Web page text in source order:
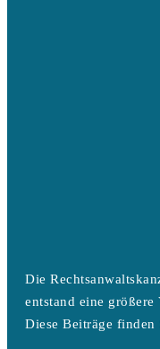
Die
entstand eine
Diese Beiträge